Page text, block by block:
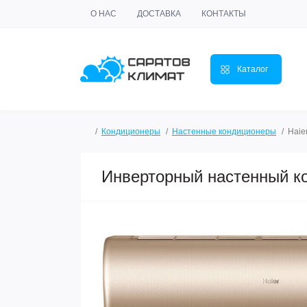
О НАС ДОСТАВКА КОНТАКТЫ
Каталог
Кондиционеры Настенные кондиционеры
Инверторный настенный